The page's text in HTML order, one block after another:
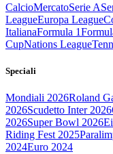
CalcioMercatoSerie A
LeagueEuropa League
ItalianaFormula 1
CupNations League
Speciali
Mondiali 2026Roland
2026Scudetto Inter 2026
2026Super Bowl 2026
Riding Fest 2025
2024Euro 2024